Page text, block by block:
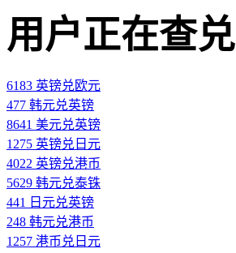
用户正在查兑
6183 英镑兑欧元
477 韩元兑英镑
8641 美元兑英镑
1275 英镑兑日元
4022 英镑兑港币
5629 韩元兑泰铢
441 日元兑英镑
248 韩元兑港币
1257 港币兑日元